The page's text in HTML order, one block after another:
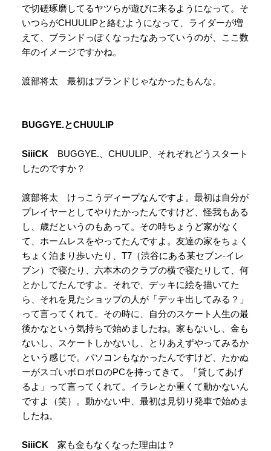
で切磋琢磨してるヤツらが遊びに来るようになって。そ
いつらがCHUULIPと絡むようになって、ライダーが増
えて、ブランドっぽくなったなあっていうのが、ここ数
年のイメージですかね。
渡部将太 最初はブランドじゃなかったもんな。
BUGGYE.とCHUULIP
SiiiCK BUGGYE.、CHUULIP、それぞれどうスタート
したのですか？
渡部将太 けっこうディープなんですよ。最初は自分が
プレイヤーとしてやりたかったんですけど、怪我もある
し、歳だというのもあって。その時ちょうど家がなく
て、ホームレスをやってたんですよ。友達の家をちょく
ちょく泊まり歩いたり、T7（渋谷にある某セブン-イレ
ブン）で寝たり、六本木のクラブの横で寝たりして、何
とかしてたんですよ。それで、デッキに絵を描いてた
ら、それを見たショップの人が「デッキ出してみる？」
って言ってくれて。その時に、自分のスケート人生の最
後かなという気持ちで始めましたね。家もないし、金も
ないし、スケートしかないし、とりあえずやってみるか
という感じで。パソコンもなかったんですけど、たかぬ
ーがスゴいボロボロのPCを持ってきて。「貸してあげ
るよ」って言ってくれて。イラレとか重くて動かないん
ですよ（笑）。動かない中、最初は見切り発車で始めま
したね。
SiiiCK 家も金もなくなった理由は？